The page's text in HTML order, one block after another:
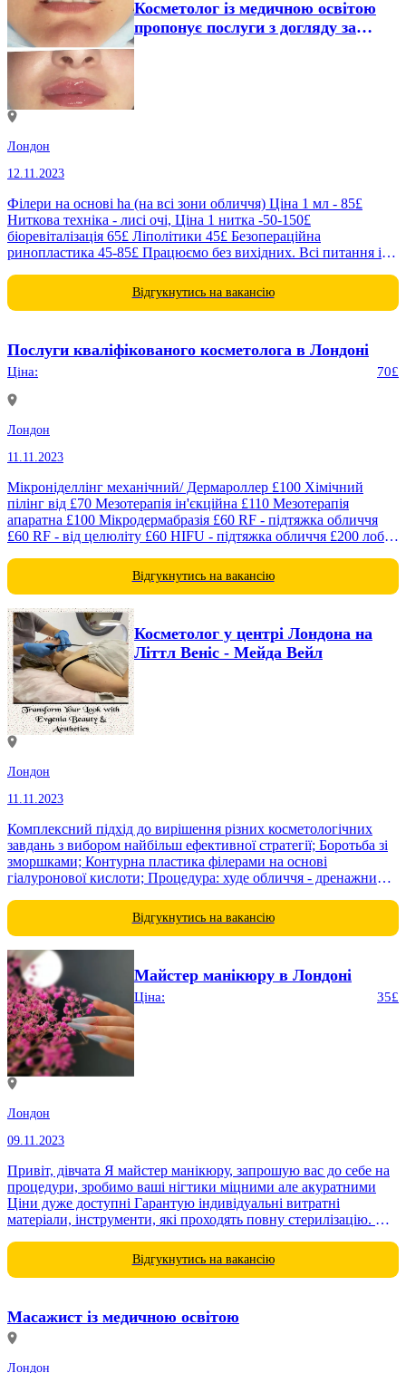
Косметолог із медичною освітою
пропонує послуги з догляду за
Лондон
12.11.2023
Філери на основі ha (на всі зони обличчя) Ціна 1 мл - 85£
Ниткова техніка - лисі очі, Ціна 1 нитка -50-150£
біоревіталізація 65£ Ліполітики 45£ Безопераційна
ринопластика 45-85£ Працюємо без вихідних. Всі питання і
Відгукнутись на вакансію
Послуги кваліфікованого косметолога в Лондоні
Ціна: 70£
Лондон
11.11.2023
Мікроніделлінг механічний/ Дермароллер £100 Хімічний
пілінг від £70 Мезотерапія ін'єкційна £110 Мезотерапія
апаратна £100 Мікродермабразія £60 RF - підтяжка обличчя
£60 RF - від целюліту £60 HIFU - підтяжка обличчя £200 лоб і
Відгукнутись на вакансію
Косметолог у центрі Лондона на
Літтл Веніс - Мейда Вейл
Лондон
11.11.2023
Комплексний підхід до вирішення різних косметологічних
завдань з вибором найбільш ефективної стратегії; Боротьба зі
зморшками; Контурна пластика філерами на основі
гіалуронової кислоти; Процедура: худе обличчя - дренажними
філера...
Відгукнутись на вакансію
Майстер манікюру в Лондоні
Ціна: 35£
Лондон
09.11.2023
Привіт, дівчата Я майстер манікюру, запрошую вас до себе на
процедури, зробимо ваші нігтики міцними але акуратними
Ціни дуже доступні Гарантую індивідуальні витратні
матеріали, інструменти, які проходять повну стерилізацію. У
Відгукнутись на вакансію
Масажист із медичною освітою
Лондон